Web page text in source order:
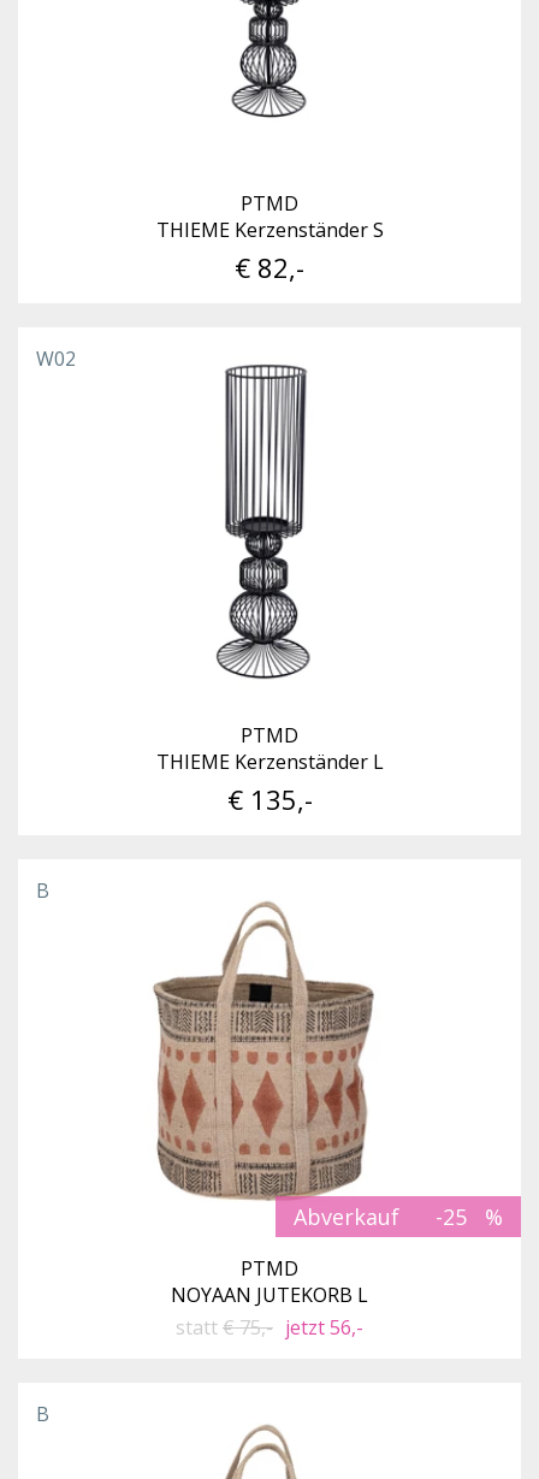
PTMD
THIEME Kerzenständer S
€ 82,-
W02
PTMD
THIEME Kerzenständer L
€ 135,-
Abverkauf -25
B
PTMD
NOYAAN JUTEKORB L
statt€ 75,- jetzt 56,-
B